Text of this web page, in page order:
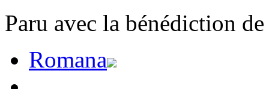
Paru avec la bénédiction
Romana